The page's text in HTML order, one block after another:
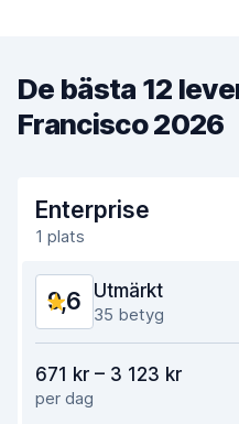
De bästa 12
Francisco 2026
Enterprise
1 plats
9,6 Utmärkt
35 betyg
Lätt att hitta
671 kr – 3 123 kr
per dag